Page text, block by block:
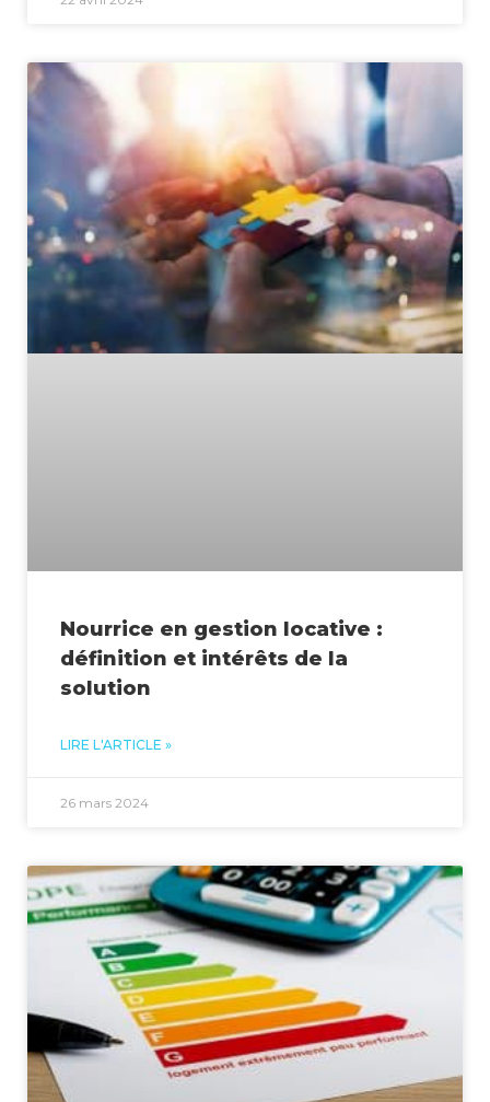
Nourrice en gestion locative :
définition et intérêts de la
solution
LIRE L'ARTICLE »
26 mars 2024